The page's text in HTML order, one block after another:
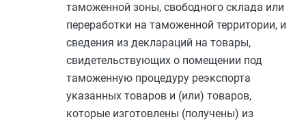
таможенной зоны, свободного склада или
переработки на таможенной территории, и
сведения из деклараций на товары,
свидетельствующих о помещении под
таможенную процедуру реэкспорта
указанных товаров и (или) товаров,
которые изготовлены (получены) из